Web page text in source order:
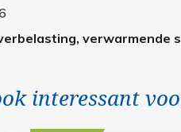
verwarmende
interessant